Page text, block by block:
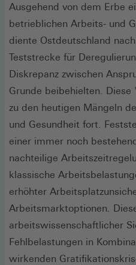
Ausgehend von dem Erbe
betrieblichen Arbeits- und
diente Ostdeutschland
Teststrecke für
Diskrepanz zwischen
Grunde beibehielten.
zu den heutigen Mängeln
und Gesundheit fort.
einer immer noch
nachteilige
klassische
erhöhter
Arbeitsmarktoptionen.
arbeitswissenschaftlicher
Fehlbelastungen in
wirkenden